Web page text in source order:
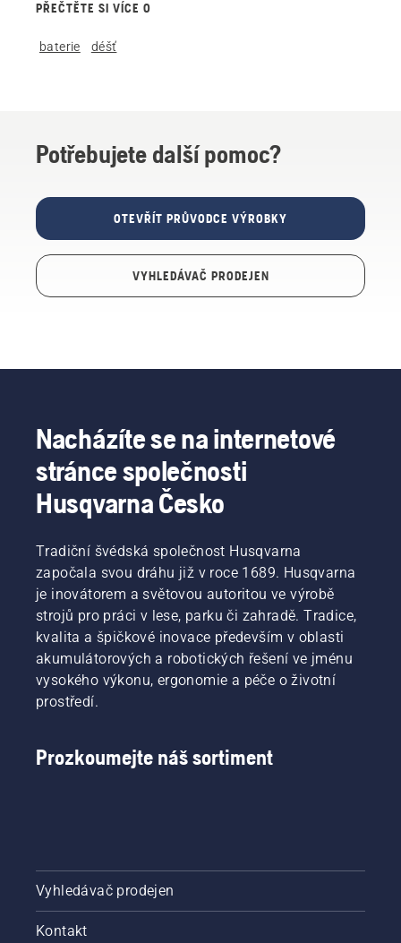
PŘEČTĚTE SI VÍCE O
baterie déšť
Potřebujete další pomoc?
OTEVŘÍT PRŮVODCE VÝROBKY
VYHLEDÁVAČ PRODEJEN
Nacházíte se na internetové
stránce společnosti
Husqvarna Česko
Tradiční švédská společnost Husqvarna
započala svou dráhu již v roce 1689. Husqvarna
je inovátorem a světovou autoritou ve výrobě
strojů pro práci v lese, parku či zahradě. Tradice,
kvalita a špičkové inovace především v oblasti
akumulátorových a robotických řešení ve jménu
vysokého výkonu, ergonomie a péče o životní
prostředí.
Prozkoumejte náš sortiment
Vyhledávač prodejen
Kontakt